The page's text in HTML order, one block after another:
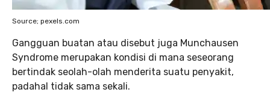
Source; pexels.com
Gangguan buatan atau disebut juga Munchausen
Syndrome merupakan kondisi di mana seseorang
bertindak seolah-olah menderita suatu penyakit,
padahal tidak sama sekali.